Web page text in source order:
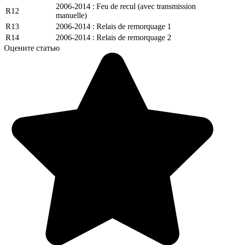
R12
2006-2014 : Feu de recul (avec transmission
manuelle)
R13
2006-2014 : Relais de remorquage 1
R14
2006-2014 : Relais de remorquage 2
Оцените статью